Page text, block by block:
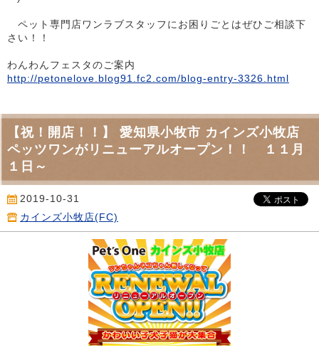
ペット専門店ワンラブスタッフにお困りごとはぜひご相談下
さい！！
わんわんフェスタのご案内
http://petonelove.blog91.fc2.com/blog-entry-3326.html
【祝！開店！！】 愛知県小牧市 カインズ小牧店
ペッツワンがリニューアルオープン！！ １１月
１日～
2019-10-31
カインズ小牧店(FC)